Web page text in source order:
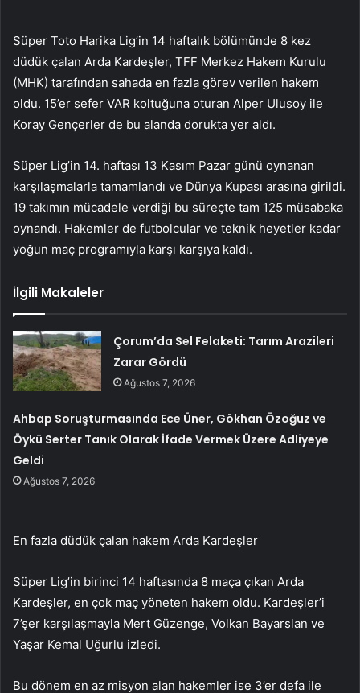
Süper Toto Harika Lig’in 14 haftalık bölümünde 8 kez
düdük çalan Arda Kardeşler, TFF Merkez Hakem Kurulu
(MHK) tarafından sahada en fazla görev verilen hakem
oldu. 15’er sefer VAR koltuğuna oturan Alper Ulusoy ile
Koray Gençerler de bu alanda dorukta yer aldı.
Süper Lig’in 14. haftası 13 Kasım Pazar günü oynanan
karşılaşmalarla tamamlandı ve Dünya Kupası arasına girildi.
19 takımın mücadele verdiği bu süreçte tam 125 müsabaka
oynandı. Hakemler de futbolcular ve teknik heyetler kadar
yoğun maç programıyla karşı karşıya kaldı.
İlgili Makaleler
Çorum’da Sel Felaketi: Tarım Arazileri
Zarar Gördü
Ağustos 7, 2026
Ahbap Soruşturmasında Ece Üner, Gökhan Özoğuz ve
Öykü Serter Tanık Olarak İfade Vermek Üzere Adliyeye
Geldi
Ağustos 7, 2026
En fazla düdük çalan hakem Arda Kardeşler
Süper Lig’in birinci 14 haftasında 8 maça çıkan Arda
Kardeşler, en çok maç yöneten hakem oldu. Kardeşler’i
7’şer karşılaşmayla Mert Güzenge, Volkan Bayarslan ve
Yaşar Kemal Uğurlu izledi.
Bu dönem en az misyon alan hakemler ise 3’er defa ile